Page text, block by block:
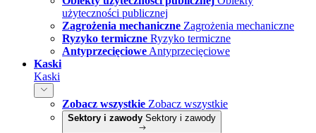
użyteczności publicznej
Zagrożenia mechaniczne Zagrożenia mechaniczne
Ryzyko termiczne Ryzyko termiczne
Antyprzecięciowe Antyprzecięciowe
Kaski
Kaski
Zobacz wszystkie Zobacz wszystkie
Sektory i zawody Sektory i zawody